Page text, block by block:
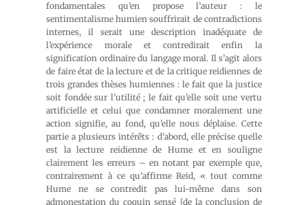
fondamentales qu’en propose l’auteur : le
sentimentalisme humien souffrirait de contradictions
internes, il serait une description inadéquate de
l’expérience morale et contredirait enfin la
signification ordinaire du langage moral. Il s’agit alors
de faire état de la lecture et de la critique reidiennes de
trois grandes thèses humiennes : le fait que la justice
soit fondée sur l’utilité ; le fait qu’elle soit une vertu
artificielle et celui que condamner moralement une
action signifie, au fond, qu’elle nous déplaise. Cette
partie a plusieurs intérêts : d’abord, elle précise quelle
est la lecture reidienne de Hume et en souligne
clairement les erreurs – en notant par exemple que,
contrairement à ce qu’affirme Reid, « tout comme
Hume ne se contredit pas lui-même dans son
admonestation du coquin sensé [de la conclusion de